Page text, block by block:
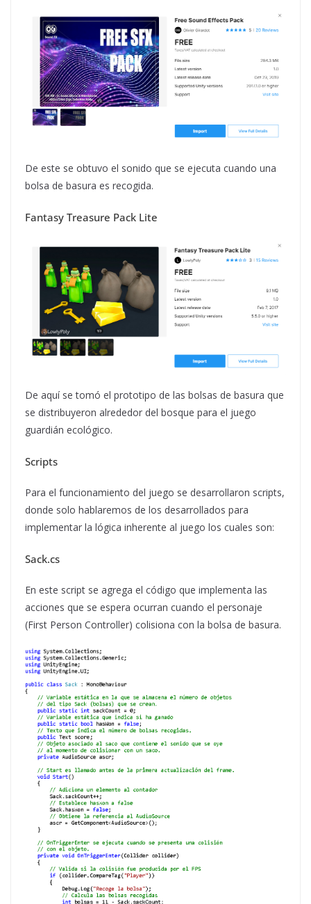
De este se obtuvo el sonido que se ejecuta cuando una
bolsa de basura es recogida.
Fantasy Treasure Pack Lite
De aquí se tomó el prototipo de las bolsas de basura que
se distribuyeron alrededor del bosque para el juego
guardián ecológico.
Scripts
Para el funcionamiento del juego se desarrollaron scripts,
donde solo hablaremos de los desarrollados para
implementar la lógica inherente al juego los cuales son:
Sack.cs
En este script se agrega el código que implementa las
acciones que se espera ocurran cuando el personaje
(First Person Controller) colisiona con la bolsa de basura.